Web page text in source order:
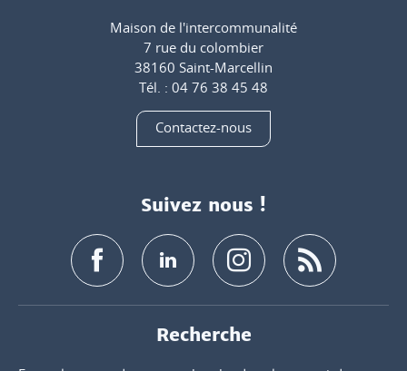
Maison de l'intercommunalité
7 rue du colombier
38160 Saint-Marcellin
Tél. : 04 76 38 45 48
Contactez-nous
Suivez nous !
Recherche